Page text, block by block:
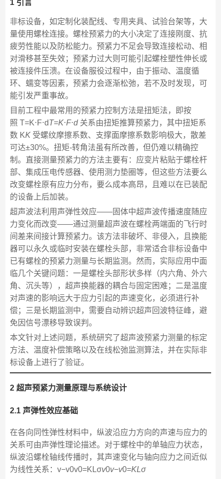
1 引言
非标设备，如定制化装配线、专用夹具、试验台架等，大
量使用螺栓连接。螺栓预紧力的大小决定了连接刚度、抗
疲劳性能以及防松能力。预紧力不足会导致连接松动、相
对滑移甚至失效；预紧力过大则可能引起螺栓塑性伸长或
被连接件压溃。在设备服役过程中，由于振动、温度循
环、蠕变等因素，预紧力会逐渐松弛，若不及时发现，可
能引发严重事故。
目前工程中最常用的预紧力控制方法是扭矩法，即按
照 T=K⋅F⋅dT=K⋅F⋅d关系由扭矩推算预紧力，其中扭矩系
数 KK受螺纹摩擦系数、支撑面摩擦系数影响极大，散差
可达±30%。扭矩-转角法虽有所改善，但仍难以精确控
制。直接测量预紧力的方法主要有：应变片粘贴于螺栓杆
部、集成压电传感器、使用测力垫圈等，但这些方法要么
改变螺栓原有应力分布，要么成本高昂，且难以在已装配
的设备上后加装。
超声波法利用声弹性效应——固体中超声波传播速度随应
力变化而改变——通过测量超声波在螺栓两端面的飞行时
间差来间接计算预紧力。该方法非破坏、非侵入，且换能
器可以永久或临时安装在螺栓头部，非常适合非标设备中
已有螺栓的预紧力测量与长期监测。然而，实际应用中面
临几个关键问题：一是螺栓头部形状多样（内六角、外六
角、沉头等），超声换能器的耦合与固定困难；二是温度
对声速的影响远大于应力引起的声速变化，必须进行补
偿；三是长期监测中，需要自动辨识超声回波特征峰，避
免因信号漂移导致误判。
本文针对上述问题，系统研究了超声波预紧力测量的标定
方法、温度补偿策略以及在线松弛监测算法，并在实际非
标设备上进行了验证。
2 超声预紧力测量原理与系统设计
2.1 声弹性效应基础
在各向同性弹性材料中，纵波沿应力方向的声速与应力的
关系可由声弹性理论描述。对于螺栓中的单轴应力状态，
纵波沿螺栓轴线传播时，其声速变化与轴向应力之间近似
为线性关系：v−v0v0=KLσv0​v−v0​​=KLσ